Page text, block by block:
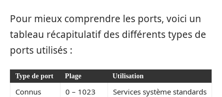
Pour mieux comprendre les ports, voici un
tableau récapitulatif des différents types de
ports utilisés :
Type de port Plage Utilisation
Connus 0 – 1023 Services système standards